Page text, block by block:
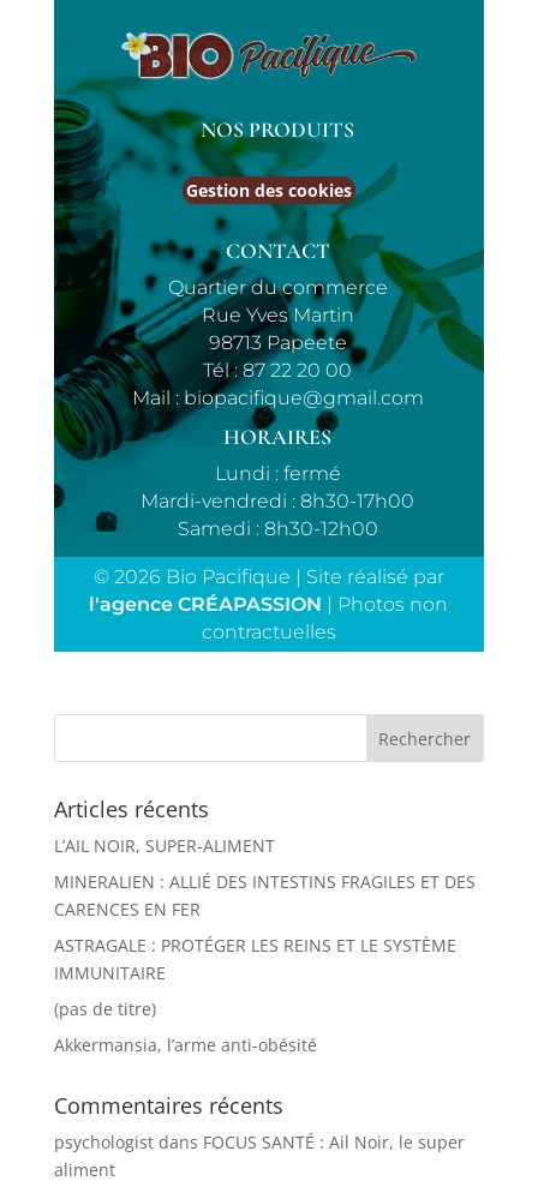
NOS PRODUITS
Gestion des cookies
CONTACT
Quartier du commerce
Rue Yves Martin
98713 Papeete
Tél :87 22 20 00
Mail : biopacifique@gmail.com
HORAIRES
Lundi : fermé
Mardi-vendredi : 8h30-17h00
Samedi : 8h30-12h00
© 2026 Bio Pacifique | Site réalisé par
l'agence CRÉAPASSION | Photos non
contractuelles
Articles récents
L’AIL NOIR, SUPER-ALIMENT
MINERALIEN : ALLIÉ DES INTESTINS FRAGILES ET DES
CARENCES EN FER
ASTRAGALE : PROTÉGER LES REINS ET LE SYSTÈME
IMMUNITAIRE
(pas de titre)
Akkermansia, l’arme anti-obésité
Commentaires récents
psychologistdans FOCUS SANTÉ : Ail Noir, le super
aliment